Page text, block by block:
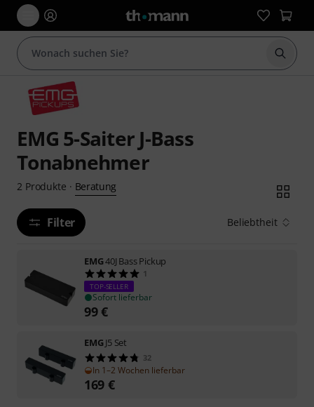
Suche
EMG 5-Saiter J-Bass
Tonabnehmer
2 Produkte · Beratung
Filter Beliebtheit
EMG40J Bass Pickup
1
TOP-SELLER
Sofort lieferbar
99€
EMGJ5 Set
32
In 1–2 Wochen lieferbar
169 €